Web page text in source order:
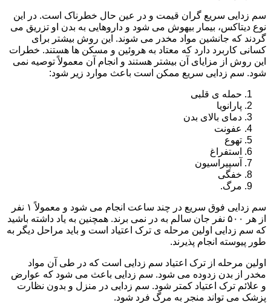
سم زدایی سریع گران قیمت و در عین حال خطرناک است. در این
نوع دیتاکس، بیمار بیهوش می شود و داروهایی به بدن او تزریق می
گردند که جانشین مواد مخدر می شوند. این روش بیشتر برای
کسانی کاربرد دارد که معتاد به هروئین و مسکن ها هستند. خطرات
این روش از مزایای آن بیشتر هستند و انجام آن معمولاً توصیه نمی
شود. سم زدایی سریع ممکن است باعث موارد زیر شود:
حمله ی قلبی
پارانویا
دمای بالای بدن
عفونت
تهوع
استفراغ
آسپیراسیون
خفگی
مرگ.
سم زدایی فوق سریع در چند ساعت انجام می شود و معمولاً ۱ نفر
از هر ۵۰۰ نفر جان سالم به در نمی برند. همچنین به یاد داشته باشید
که سم زدایی اولین مرحله ی ترک اعتیاد است و باید مراحل دیگر به
طور پیوسته انجام پذیرند.
اولین مرحله از ترک اعتیاد سم زدایی است که در طی آن مواد
مخدر از بدن زدوده می شود. سم زدایی باعث می شود که عوارض
و علائم ترک اعتیاد کمتر شود. سم زدایی در منزل و بدون نظارت
پزشک می تواند منجر به مرگ فرد شود.